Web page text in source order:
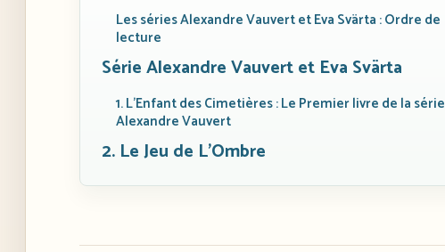
Les séries Alexandre Vauvert et Eva Svärta : Ordre de
lecture
Série Alexandre Vauvert et Eva Svärta
1. L’Enfant des Cimetières : Le Premier livre de la série
Alexandre Vauvert
2. Le Jeu de L’Ombre